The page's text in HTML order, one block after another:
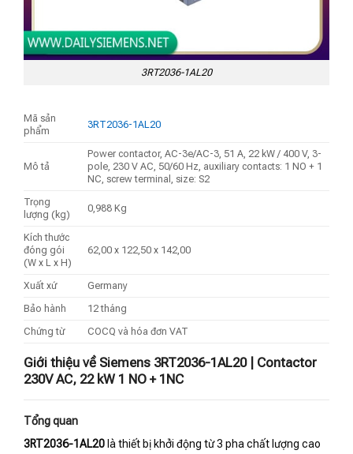
3RT2036-1AL20
Mã sản
phẩm
3RT2036-1AL20
Mô tả
Power contactor, AC-3e/AC-3, 51 A, 22 kW / 400 V, 3-
pole, 230 V AC, 50/60 Hz, auxiliary contacts: 1 NO + 1
NC, screw terminal, size: S2
Trọng
lượng (kg)
0,988 Kg
Kích thước
đóng gói
(W x L x H)
62,00 x 122,50 x 142,00
Xuất xứ
Germany
Bảo hành
12 tháng
Chứng từ
COCQ và hóa đơn VAT
Giới thiệu về Siemens 3RT2036-1AL20 | Contactor
230V AC, 22 kW 1 NO + 1NC
Tổng quan
3RT2036-1AL20 là thiết bị khởi động từ 3 pha chất lượng cao